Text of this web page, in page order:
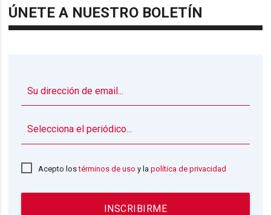
ÚNETE A NUESTRO BOLETÍN
Acepto lostérminos de uso y lapolítica de privacidad
INSCRIBIRME